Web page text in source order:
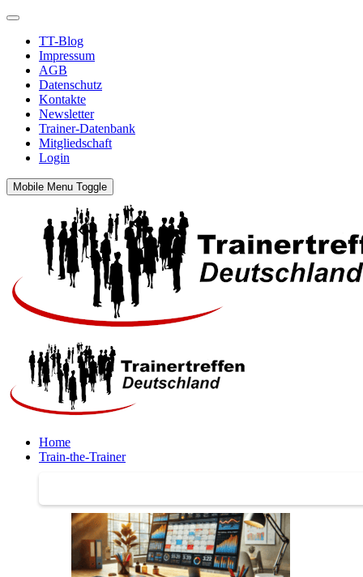
TT-Blog
Impressum
AGB
Datenschutz
Kontakte
Newsletter
Trainer-Datenbank
Mitgliedschaft
Login
Mobile Menu Toggle
Home
Train-the-Trainer